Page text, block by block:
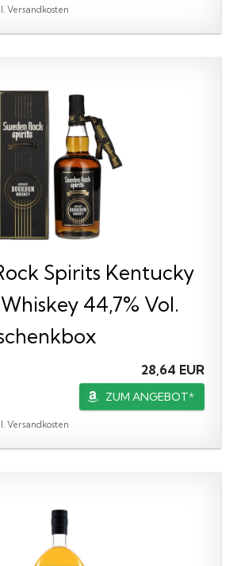
Versandkosten
Spirits Kentucky
44,7% Vol.
28,64 EUR
ZUM ANGEBOT*
Versandkosten